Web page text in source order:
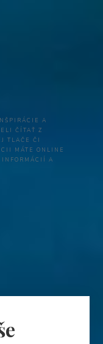
A
ČÍTAŤ Z
TLAČE ČI
MÁTE ONLINE
INFORMÁCIÍ A